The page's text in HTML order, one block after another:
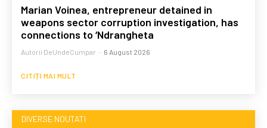
Marian Voinea, entrepreneur detained in
weapons sector corruption investigation, has
connections to ‘Ndrangheta
Autorii DeUndeCumpar - 6 August 2026
CITIȚI MAI MULT
DIVERSE NOUTATI